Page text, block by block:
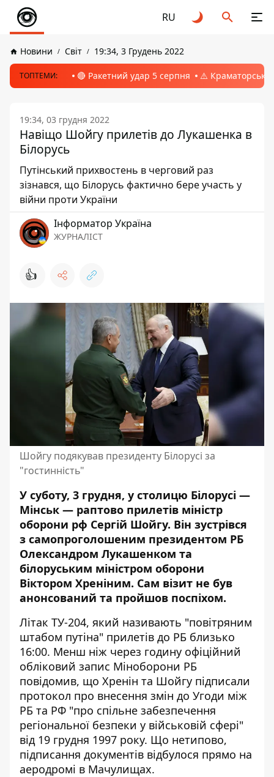
RU
Новини Світ 19:34, 3 Грудень 2022
ТОПТЕМИ: 🔴 Ракетний удар 5 серпня ⚠️ Краматорськ,
19:34, 03 грудня 2022
Навіщо Шойгу прилетів до Лукашенка в
Білорусь
Путінський прихвостень в черговий раз
зізнався, що Білорусь фактично бере участь у
війни проти України
Інформатор Україна
ЖУРНАЛІСТ
👍
Шойгу подякував президенту Білорусі за
"гостинність"
У суботу, 3 грудня, у столицю Білорусі —
Мінськ — раптово прилетів міністр
оборони рф Сергій Шойгу. Він зустрівся
з самопроголошеним президентом РБ
Олександром Лукашенком та
білоруським міністром оборони
Віктором Хреніним. Сам візит не був
анонсований та пройшов поспіхом.
Літак ТУ-204, який називають "повітряним
штабом путіна" прилетів до РБ близько
16:00. Менш ніж через годину офіційний
обліковий запис Міноборони РБ
повідомив, що Хренін та Шойгу підписали
протокол про внесення змін до Угоди між
РБ та РФ "про спільне забезпечення
регіональної безпеки у військовій сфері"
від 19 грудня 1997 року. Що нетипово,
підписання документів відбулося прямо на
аеродромі в Мачулищах.